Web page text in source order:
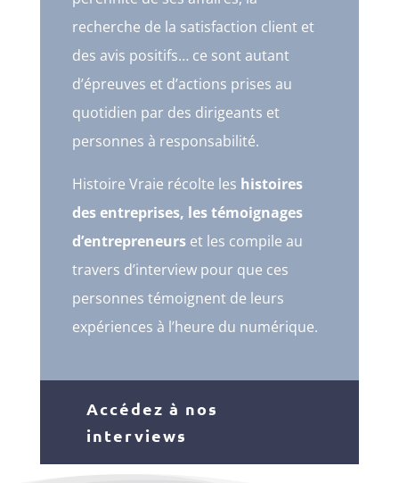
recherche de la satisfaction client et
des avis positifs… ce sont autant
d’épreuves et d’actions prises au
quotidien par des dirigeants et
personnes à responsabilité.
Histoire Vraie récolte les histoires
des entreprises, les témoignages
d’entrepreneurset les compile au
travers d’interview pour que ces
personnes témoignent de leurs
expériences à l’heure du numérique.
Accédez à nos
interviews